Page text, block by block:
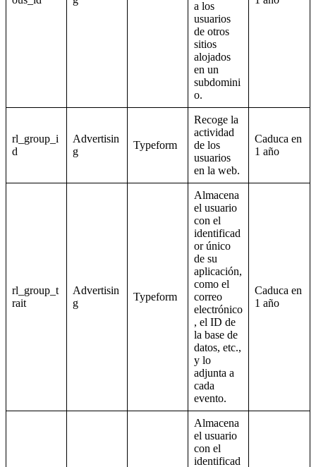
a los
usuarios
de otros
sitios
alojados
en un
subdomini
o.
rl_group_i
d
Advertisin
g
Typeform
Recoge la
actividad
de los
usuarios
en la web.
Caduca en
1 año
rl_group_t
rait
Advertisin
g
Typeform
Almacena
el usuario
con el
identificad
or único
de su
aplicación,
como el
correo
electrónico
, el ID de
la base de
datos, etc.,
y lo
adjunta a
cada
evento.
Caduca en
1 año
Almacena
el usuario
con el
identificad